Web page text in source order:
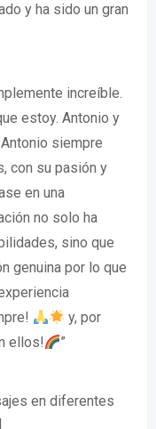
y ha sido un gran
increíble.
estoy. Antonio y
siempre
con su pasión y
en una
no solo ha
sino que
genuina por lo que
y, por
ellos!
”
en diferentes